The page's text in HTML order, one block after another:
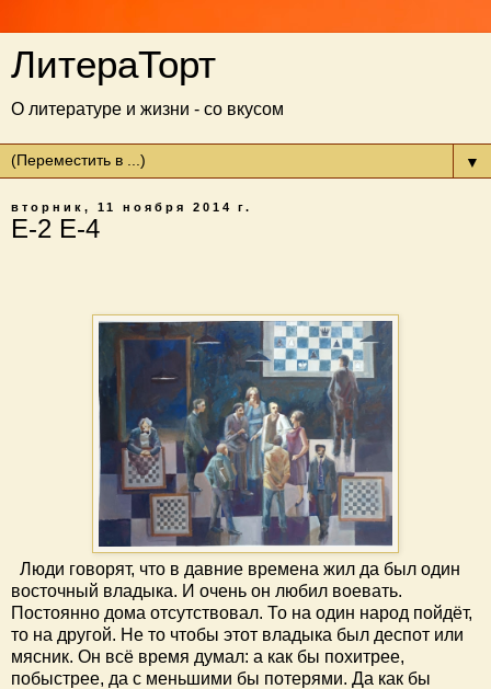
ЛитераТорт
О литературе и жизни - со вкусом
▼
вторник, 11 ноября 2014 г.
Е-2 Е-4
Люди говорят, что в давние времена жил да был один
восточный владыка. И очень он любил воевать.
Постоянно дома отсутствовал. То на один народ пойдёт,
то на другой. Не то чтобы этот владыка был деспот или
мясник. Он всё время думал: а как бы похитрее,
побыстрее, да с меньшими бы потерями. Да как бы